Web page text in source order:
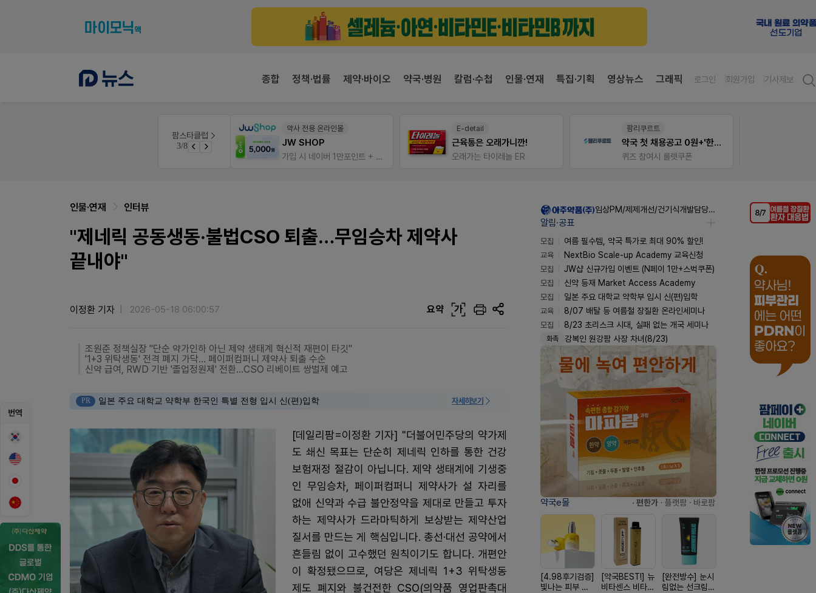
종합 정책·법률 제약·바이오 약국·병원 칼럼·수첩 인물·연재 특집·기획 영상뉴스 그래픽 로그인 회원가입 기사제보
팜스타클럽
3/8 우리 가족 다양한 상처엔 비아핀!
약사 전용 온라인몰
JW SHOP
가입 시 네이버 1만포인트 + 스벅쿠폰
E-detail
근육통은 오래가니깐!
오래가는 타이레놀 ER
팜리쿠르트
약국 첫 채용공고 0원+'한번 더' 무료 연장
퀴즈 참여시 룰렛쿠폰
번역
인물·연재 인터뷰
"제네릭 공동생동·불법CSO 퇴출…무임승차 제약사
끝내야"
이정환 기자 2026-05-18 06:00:57 요약 가
조원준 정책실장 "단순 약가인하 아닌 제약 생태계 혁신적 재편이 타깃"
'1+3 위탁생동' 전격 폐지 가닥… 페이퍼컴퍼니 제약사 퇴출 수순
신약 급여, RWD 기반 '졸업정원제' 전환…CSO 리베이트 쌍벌제 예고
PR 일본 주요 대학교 약학부 한국인 특별 전형 입시 신(편)입학 자세히보기
[데일리팜=이정환 기자] "더불어민주당의 약가제
도 쇄신 목표는 단순히 제네릭 인하를 통한 건강
보험재정 절감이 아닙니다. 제약 생태계에 기생중
인 무임승차, 페이퍼컴퍼니 제약사가 설 자리를
없애 신약과 수급 불안정약을 제대로 만들고 투자
하는 제약사가 드라마틱하게 보상받는 제약산업
질서를 만드는 게 핵심입니다. 총선·대선 공약에서
흔들림 없이 고수했던 원칙이기도 합니다. 개편안
이 확정됐으므로, 여당은 제네릭 1+3 위탁생동
제도 폐지와 불건전한 CSO(의약품 영업판촉대
임상PM/제제개선/건기식개발담당 채용
알림·공표
모집
여름 필수템, 약국 특가로 최대 90% 할인!
교육
NextBio Scale-up Academy 교육신청
모집
JW샵 신규가입 이벤트 (N페이 1만+스벅쿠폰)
모집
신약 등재 Market Access Academy
모집
일본 주요 대학교 약학부 입시 신(편)입학
교육
8/07 배탈 등 여름철 장질환 온라인세미나
모집
8/23 초리스크 시대, 실패 없는 개국 세미나
화촉 강복인 원강팜 사장 차녀(8/23)
약국e몰 · 편한가 · 플랫팜 · 바로팜
[4.98후기검증]
빛나는 피부 오
[약국BEST!] 뉴
비타센스 비타민
[완전방수] 눈시
림없는 선크림